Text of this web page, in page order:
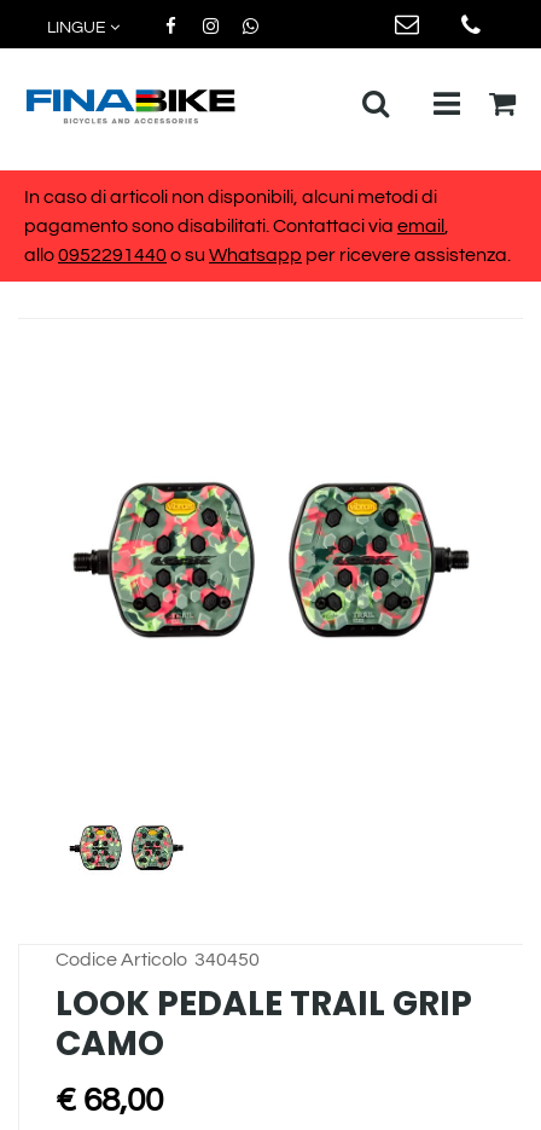
LINGUE
Open
In caso di articoli non disponibili, alcuni metodi di
pagamento sono disabilitati. Contattaci via email
allo0952291440 o su Whatsapp per ricevere assistenza.
Codice Articolo 340450
LOOK PEDALE TRAIL GRIP
CAMO
€ 68,00